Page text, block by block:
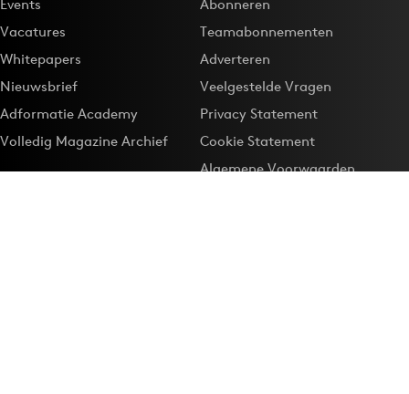
Events
Vacatures
Whitepapers
Nieuwsbrief
Adformatie Academy
Volledig Magazine Archief
Abonneren
Teamabonnementen
Adverteren
Veelgestelde Vragen
Privacy Statement
Cookie Statement
Algemene Voorwaarden